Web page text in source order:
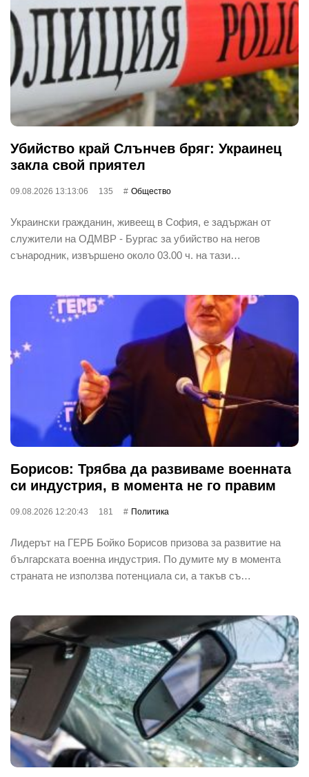
Убийство край Слънчев бряг: Украинец
закла свой приятел
09.08.2026 13:13:06 135 Общество
Украински гражданин, живеещ в София, е задържан от
служители на ОДМВР - Бургас за убийство на негов
сънародник, извършено около 03.00 ч. на тази…
Борисов: Трябва да развиваме военната
си индустрия, в момента не го правим
09.08.2026 12:20:43 181 Политика
Лидерът на ГЕРБ Бойко Борисов призова за развитие на
българската военна индустрия. По думите му в момента
страната не използва потенциала си, а такъв съ…